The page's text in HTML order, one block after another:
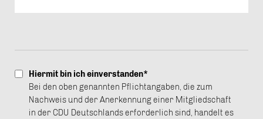
Hiermit bin ich einverstanden*
Bei den oben genannten Pflichtangaben, die zum
Nachweis und der Anerkennung einer Mitgliedschaft
in der CDU Deutschlands erforderlich sind, handelt es